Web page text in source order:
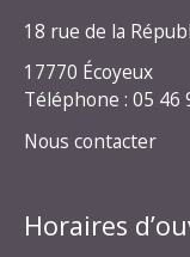
18 rue de la
17770 Écoyeux
Téléphone : 05 46
Nous contacter
Horaires